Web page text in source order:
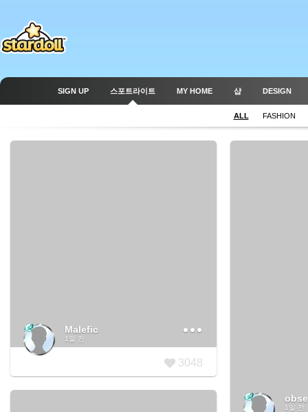
SIGN UP 스포트라이트 MY HOME 샵 DESIGN
ALL FASHION
Malefic
1일 전
3048
1일 전